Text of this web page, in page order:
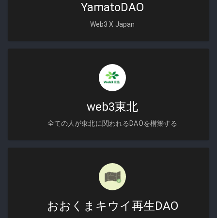
YamatoDAO
Web3 X Japan
web3東北
全ての人が東北に関われるDAOを構築する
おおくまキウイ再生DAO